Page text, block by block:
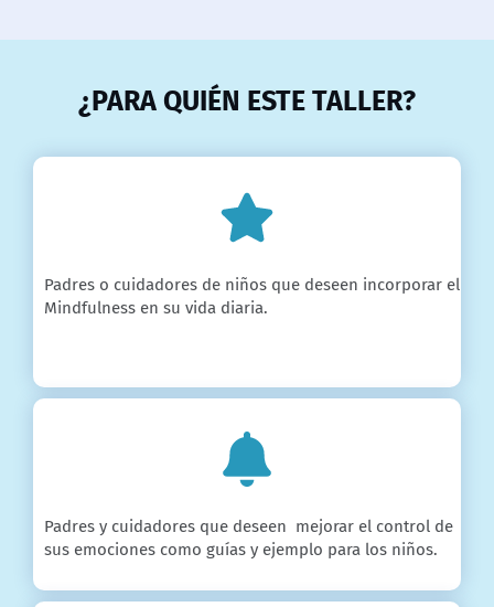
¿PARA QUIÉN ESTE TALLER?
Padres o cuidadores de niños que deseen incorporar el
Mindfulness en su vida diaria.
Padres y cuidadores que deseen mejorar el control de
sus emociones como guías y ejemplo para los niños.